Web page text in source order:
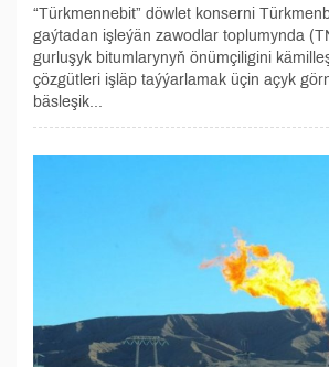
“Türkmennebit” döwlet konserni
gaýtadan işleýän zawodlar toplumynda
gurluşyk bitumlarynyň önümçiligini
çözgütleri işläp taýýarlamak üçin açyk
bäsleşik...